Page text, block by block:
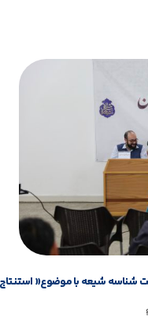
شیعه با موضوع« استنتاج